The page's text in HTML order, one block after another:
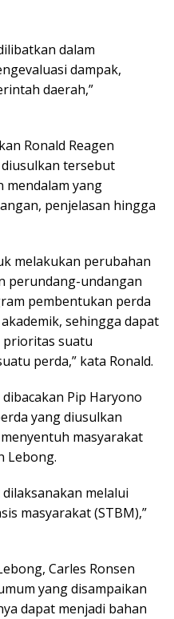
dalam
dampak,
daerah,”
Ronald Reagen
tersebut
mendalam yang
penjelasan hingga
melakukan perubahan
perundang-undangan
pembentukan perda
sehingga dapat
prioritas suatu
perda,” kata Ronald.
Pip Haryono
yang diusulkan
masyarakat
Lebong.
melalui
masyarakat (STBM),”
Carles Ronsen
yang disampaikan
dapat menjadi bahan